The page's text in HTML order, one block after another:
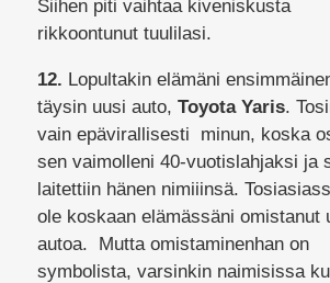
Siihen piti vaihtaa kiveniskusta
rikkoontunut tuulilasi.
12. Lopultakin elämäni
täysin uusi auto, Toyota Yaris.
vain epävirallisesti minun, koska
sen vaimolleni 40-vuotislahjaksi ja
laitettiin hänen nimiiinsä.
ole koskaan elämässäni omistanut
autoa. Mutta omistaminenhan on
symbolista, varsinkin naimisissa